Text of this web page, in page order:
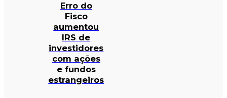
Erro do
Fisco
aumentou
IRS de
investidores
com ações
e fundos
estrangeiros